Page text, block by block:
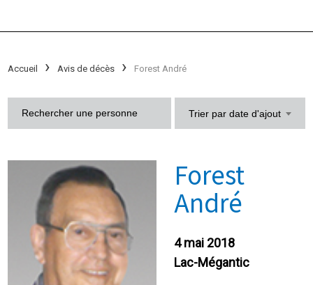
Accueil Avis de décès Forest André
Trier par date d'ajout
Forest
André
4 mai 2018
Lac-Mégantic